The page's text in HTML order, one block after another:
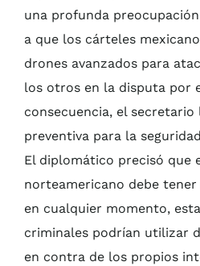
una profunda
a que los cárteles
drones avanzados para
los otros en la disputa por
consecuencia, el
preventiva para la
El diplomático precisó que
norteamericano debe
en cualquier momento,
criminales podrían utilizar
en contra de los propios